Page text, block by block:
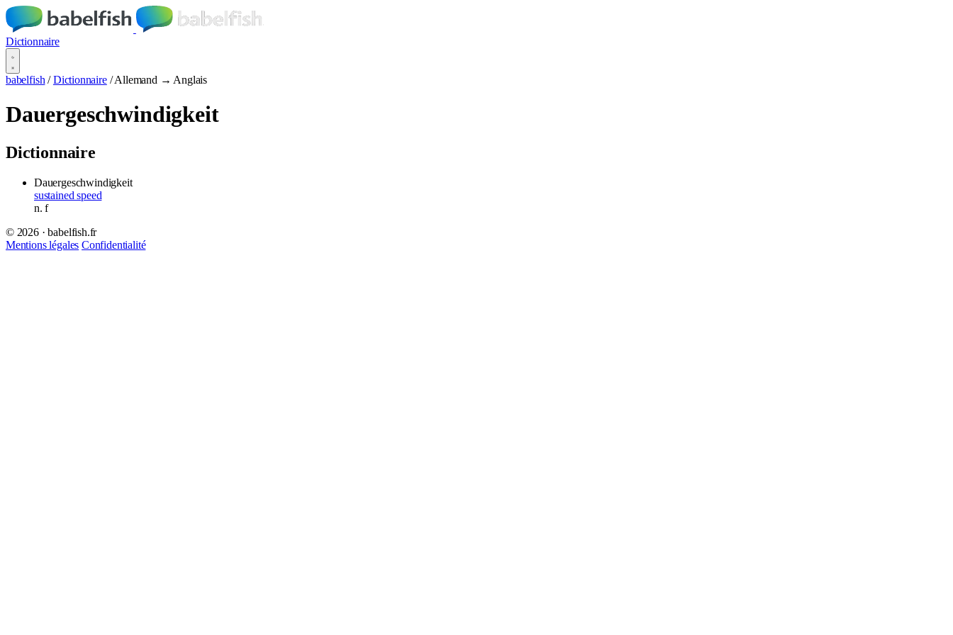
Dictionnaire
babelfish / Dictionnaire / Allemand → Anglais
Dauergeschwindigkeit
Dictionnaire
Dauergeschwindigkeit
sustained speed
n.f
© 2026 · babelfish.fr
Mentions légales Confidentialité